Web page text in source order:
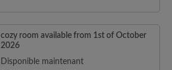
cozy room available from 1st of October
2026
Disponible maintenant